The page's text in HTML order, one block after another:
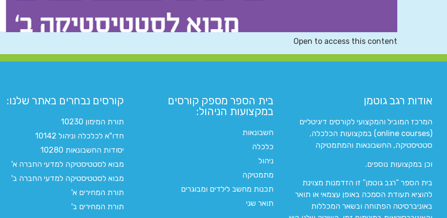
Open to access this content
אודות רגב גוטמן
המרכז המוביל והמקצועי לקורסים דיגיטליים
(online courses) במקצועות הכלכלה,
סטטיסטיקה, החשבונאות והמתמטיקה
וכן במקצועות נוספים.
בית הספר “רגב גוטמן” זו הזדמנות מצוינת
להוציא תעודת הסמכה באופן עצמאי או תואר
באוניברסיטה הפתוחה ובשאר המכללות
בית הספר מספק קורסים
במקצועות הניהול:
חשבונאות
כלכלה
ניהול
מתמטיקה
תכנות מחשב לילדים ומבוגרים
תואר שני
קורסים נבחרים באתר שלנו:​
תורת המימון 10230
חדו"א לכלכלה וניהול 10142
יסודות החשבונאות 10280
מבוא לסטטיסטיקה למדעי החברה א'
מבוא לסטטיסטיקה למדעי החברה ב'
תורת המחירים א'
תורת המחירים ב'